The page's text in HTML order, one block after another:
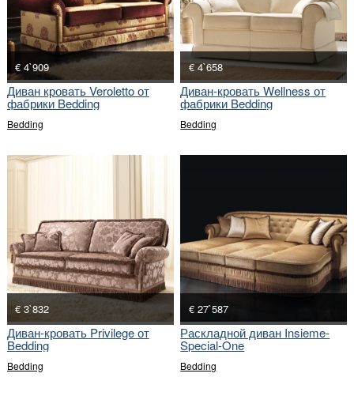
€ 4`909
Диван кровать Veroletto от
фабрики Bedding
Bedding
€ 4`658
Диван-кровать Wellness от
фабрики Bedding
Bedding
€ 3`832
Диван-кровать Privilege от
Bedding
Bedding
€ 27`587
Раскладной диван Insieme-
Special-One
Bedding